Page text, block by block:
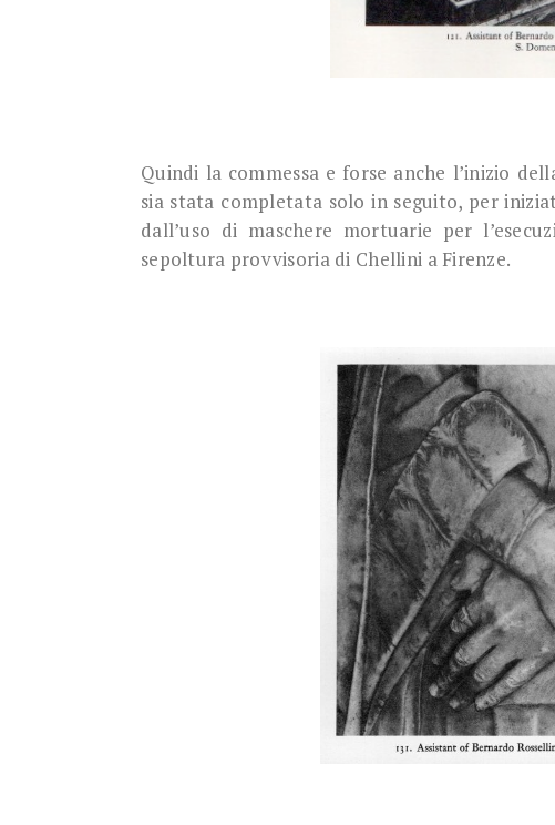
Quindi la commessa e forse anche l’inizio
sia stata completata solo in seguito, per
dall’uso di maschere mortuarie per
sepoltura provvisoria di Chellini a Firenze.